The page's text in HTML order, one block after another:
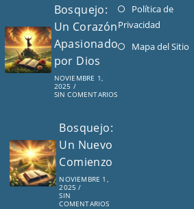
Bosquejo:
Un Corazón
Apasionado
por Dios
NOVIEMBRE 1,
2025 /
SIN COMENTARIOS
Bosquejo:
Un Nuevo
Comienzo
NOVIEMBRE 1,
2025 /
SIN
COMENTARIOS
Política de
Privacidad
Mapa del SitioSe